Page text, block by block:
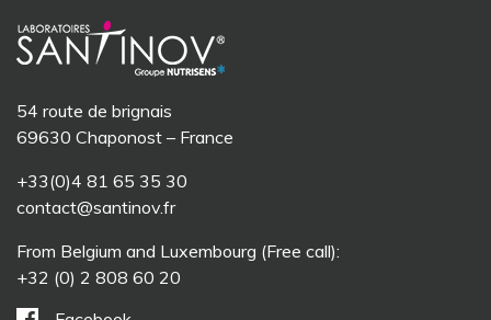
54 route de brignais
69630 Chaponost – France
+33(0)4 81 65 35 30
contact@santinov.fr
From Belgium and Luxembourg (Free call):
+32 (0) 2 808 60 20